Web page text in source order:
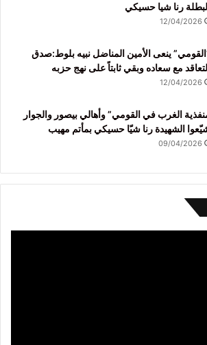
رنا شيا حسيكي
12/04/2026
ينعى الأمين المناضل نبيه بلوط:صدق
مع سعاده وبقي ثابتاً على نهج حزبه
12/04/2026
الغرب في القومي” وأهالي بيصور والجوار
الشهيدة رنا شيّا حسيكي بمأتم مهيب
09/04/2026